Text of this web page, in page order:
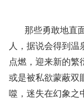
那些勇敢地直
人，据说会得到温
点燃，迎来新的繁
或是被私欲蒙蔽双
噬，迷失在幻象之